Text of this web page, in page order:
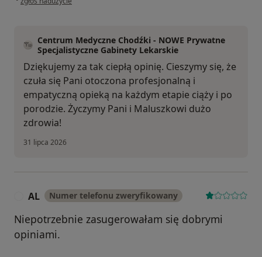
Centrum Medyczne Chodźki - NOWE Prywatne
Specjalistyczne Gabinety Lekarskie
Dziękujemy za tak ciepłą opinię. Cieszymy się, że
czuła się Pani otoczona profesjonalną i
empatyczną opieką na każdym etapie ciąży i po
porodzie. Życzymy Pani i Maluszkowi dużo
zdrowia!
31 lipca 2026
AL Numer telefonu zweryfikowany
Niepotrzebnie zasugerowałam się dobrymi
opiniami.